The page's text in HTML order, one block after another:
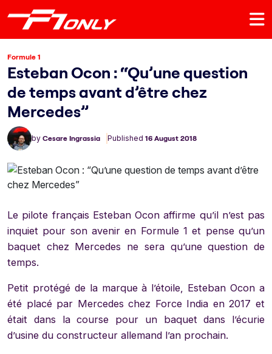
Formule 1
Esteban Ocon : “Qu’une question
de temps avant d’être chez
Mercedes”
by Cesare Ingrassia Published 16 August 2018
Le pilote français Esteban Ocon affirme qu’il n’est pas
inquiet pour son avenir en Formule 1 et pense qu’un
baquet chez Mercedes ne sera qu’une question de
temps.
Petit protégé de la marque à l’étoile, Esteban Ocon a
été placé par Mercedes chez Force India en 2017 et
était dans la course pour un baquet dans l’écurie
d’usine du constructeur allemand l’an prochain.